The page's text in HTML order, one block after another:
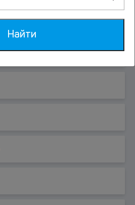
Найти